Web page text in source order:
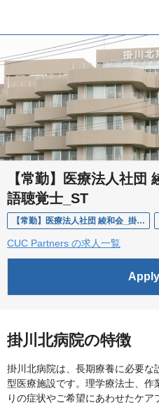
【常勤】医療法人社団
語聴覚士_ST
【常勤】医療法人社団 綾和会_掛川北病院：言語聴覚士_ST
CUC Partners の求人一覧
掛川北病院の特徴
掛川北病院は、長期療養に必要な
型医療施設です。理学療法士、作
りの症状やご希望にあわせたケ